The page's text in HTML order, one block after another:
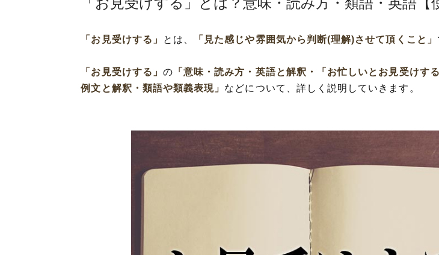
「お見受けする」 とは、 「見た感じや雰囲気から判断(理解)させて頂くこと」
「お見受けする」 の 「意味・読み方・英語と解釈・ 「お忙しいとお見受けする
例文と解釈・類語や類義表現」 などについて、詳しく説明していきます。